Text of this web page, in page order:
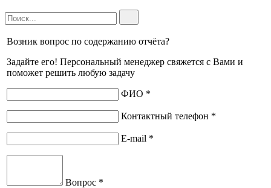
Возник вопрос по содержанию отчёта?
Задайте его! Персональный менеджер свяжется с Вами и
поможет решить любую задачу
ФИО *
Контактный телефон *
E-mail *
Вопрос *